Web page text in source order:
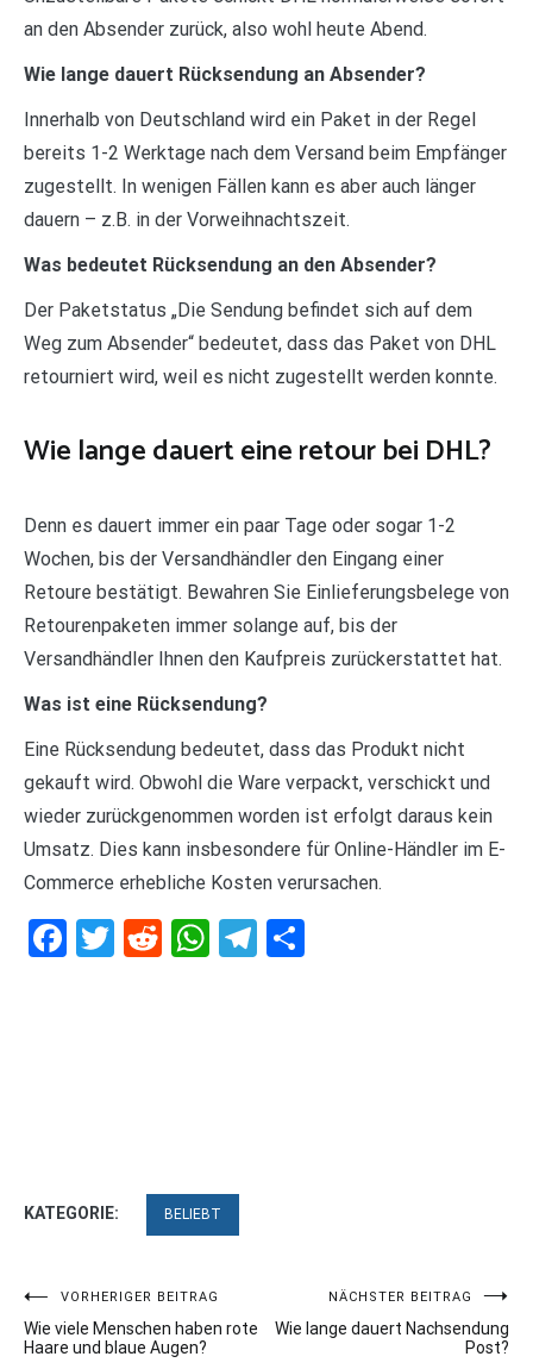
an den Absender zurück, also wohl heute Abend.
Wie lange dauert Rücksendung an Absender?
Innerhalb von Deutschland wird ein Paket in der Regel
bereits 1-2 Werktage nach dem Versand beim Empfänger
zugestellt. In wenigen Fällen kann es aber auch länger
dauern – z.B. in der Vorweihnachtszeit.
Was bedeutet Rücksendung an den Absender?
Der Paketstatus „Die Sendung befindet sich auf dem
Weg zum Absender“ bedeutet, dass das Paket von DHL
retourniert wird, weil es nicht zugestellt werden konnte.
Wie lange dauert eine retour bei DHL?
Denn es dauert immer ein paar Tage oder sogar 1-2
Wochen, bis der Versandhändler den Eingang einer
Retoure bestätigt. Bewahren Sie Einlieferungsbelege von
Retourenpaketen immer solange auf, bis der
Versandhändler Ihnen den Kaufpreis zurückerstattet hat.
Was ist eine Rücksendung?
Eine Rücksendung bedeutet, dass das Produkt nicht
gekauft wird. Obwohl die Ware verpackt, verschickt und
wieder zurückgenommen worden ist erfolgt daraus kein
Umsatz. Dies kann insbesondere für Online-Händler im E-
Commerce erhebliche Kosten verursachen.
Facebook
Twitter
RedditWhatsApp
Telegram
KATEGORIE: BELIEBT
Beitragsnavigation
VORHERIGER BEITRAG
Wie viele Menschen haben rote
Haare und blaue Augen?
NÄCHSTER BEITRAG
Wie lange dauert Nachsendung
Post?